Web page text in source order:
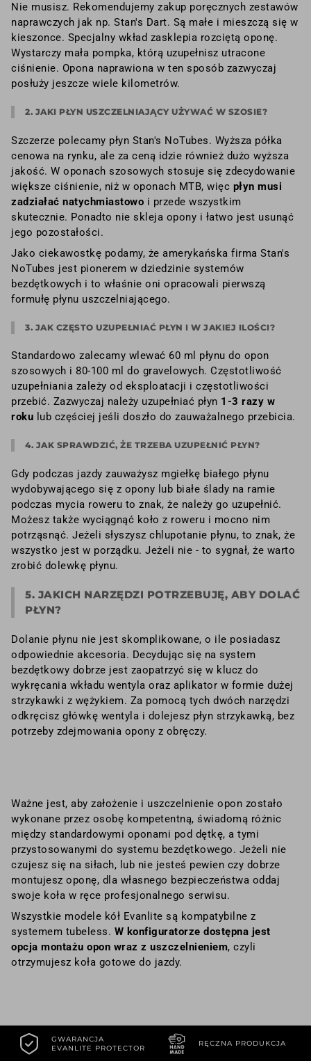
Nie musisz. Rekomendujemy zakup poręcznych zestawów
naprawczych jak np. Stan's Dart. Są małe i mieszczą się w
kieszonce. Specjalny wkład zasklepia rozciętą oponę.
Wystarczy mała pompka, którą uzupełnisz utracone
ciśnienie. Opona naprawiona w ten sposób zazwyczaj
posłuży jeszcze wiele kilometrów.
2. JAKI PŁYN USZCZELNIAJĄCY UŻYWAĆ W SZOSIE?
Szczerze polecamy płyn Stan's NoTubes. Wyższa półka
cenowa na rynku, ale za ceną idzie również dużo wyższa
jakość. W oponach szosowych stosuje się zdecydowanie
większe ciśnienie, niż w oponach MTB, więc płyn musi
zadziałać natychmiastowo i przede wszystkim
skutecznie. Ponadto nie skleja opony i łatwo jest usunąć
jego pozostałości.
Jako ciekawostkę podamy, że amerykańska firma Stan's
NoTubes jest pionerem w dziedzinie systemów
bezdętkowych i to właśnie oni opracowali pierwszą
formułę płynu uszczelniającego.
3. JAK CZĘSTO UZUPEŁNIAĆ PŁYN I W JAKIEJ ILOŚCI?
Standardowo zalecamy wlewać 60 ml płynu do opon
szosowych i 80-100 ml do gravelowych. Częstotliwość
uzupełniania zależy od eksploatacji i częstotliwości
przebić. Zazwyczaj należy uzupełniać płyn 1-3 razy w
roku lub częściej jeśli doszło do zauważalnego przebicia.
4. JAK SPRAWDZIĆ, ŻE TRZEBA UZUPEŁNIĆ PŁYN?
Gdy podczas jazdy zauważysz mgiełkę białego płynu
wydobywającego się z opony lub białe ślady na ramie
podczas mycia roweru to znak, że należy go uzupełnić.
Możesz także wyciągnąć koło z roweru i mocno nim
potrząsnąć. Jeżeli słyszysz chlupotanie płynu, to znak, że
wszystko jest w porządku. Jeżeli nie - to sygnał, że warto
zrobić dolewkę płynu.
5. JAKICH NARZĘDZI POTRZEBUJĘ, ABY DOLAĆ
PŁYN?
Dolanie płynu nie jest skomplikowane, o ile posiadasz
odpowiednie akcesoria. Decydując się na system
bezdętkowy dobrze jest zaopatrzyć się w klucz do
wykręcania wkładu wentyla oraz aplikator w formie dużej
strzykawki z wężykiem. Za pomocą tych dwóch narzędzi
odkręcisz główkę wentyla i dolejesz płyn strzykawką, bez
potrzeby zdejmowania opony z obręczy.
Ważne jest, aby założenie i uszczelnienie opon zostało
wykonane przez osobę kompetentną, świadomą różnic
między standardowymi oponami pod dętkę, a tymi
przystosowanymi do systemu bezdętkowego. Jeżeli nie
czujesz się na siłach, lub nie jesteś pewien czy dobrze
montujesz oponę, dla własnego bezpieczeństwa oddaj
swoje koła w ręce profesjonalnego serwisu.
Wszystkie modele kół Evanlite są kompatybilne z
systemem tubeless. W konfiguratorze dostępna jest
opcja montażu opon wraz z uszczelnieniem, czyli
otrzymujesz koła gotowe do jazdy.
GWARANCJA
EVANLITE PROTECTOR
RĘCZNA PRODUKCJA